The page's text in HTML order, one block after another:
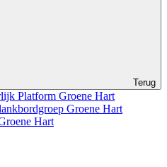
Terug
Platform Groene Hart
Groene Hart
Hart